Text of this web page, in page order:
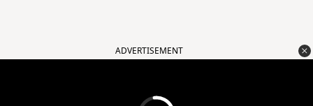
ADVERTISEMENT